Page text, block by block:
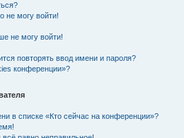
не могу войти!
не могу войти!
повторять ввод имени и пароля?
конференции»?
в списке «Кто сейчас на конференции»?